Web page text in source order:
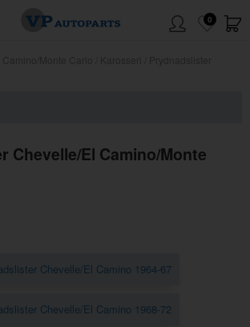
0
Chevelle/El Camino/Monte
Chevelle/El Camino 1964-67
Chevelle/El Camino 1968-72